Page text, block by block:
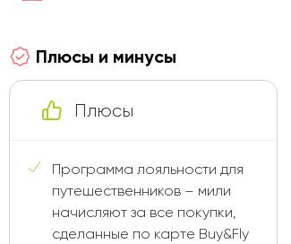
Плюсы и минусы
Плюсы
Программа лояльности для
путешественников – мили
начисляют за все покупки,
сделанные по карте Buy&Fly